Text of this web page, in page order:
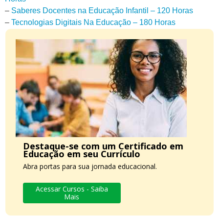
– Saberes Docentes na Educação Infantil – 120 Horas
– Tecnologias Digitais Na Educação – 180 Horas
Destaque-se com um Certificado em
Educação em seu Currículo
Abra portas para sua jornada educacional.
Acessar Cursos - Saiba
Mais